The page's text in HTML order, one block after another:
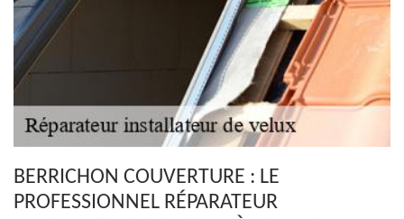
BERRICHON COUVERTURE : LE
PROFESSIONNEL RÉPARATEUR